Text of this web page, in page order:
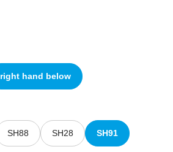
right hand below
SH88 SH28 SH91